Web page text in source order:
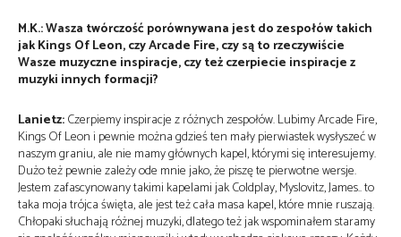
M.K.: Wasza twórczość porównywana jest do zespołów takich
jak Kings Of Leon, czy Arcade Fire, czy są to rzeczywiście
Wasze muzyczne inspiracje, czy też czerpiecie inspiracje z
muzyki innych formacji?
Lanietz:Czerpiemy inspiracje z różnych zespołów. Lubimy Arcade Fire,
Kings Of Leon i pewnie można gdzieś ten mały pierwiastek wysłyszeć w
naszym graniu, ale nie mamy głównych kapel, którymi się interesujemy.
Dużo też pewnie zależy ode mnie jako, że piszę te pierwotne wersje.
Jestem zafascynowany takimi kapelami jak Coldplay, Myslovitz, James.. to
taka moja trójca święta, ale jest też cała masa kapel, które mnie ruszają.
Chłopaki słuchają różnej muzyki, dlatego też jak wspominałem staramy